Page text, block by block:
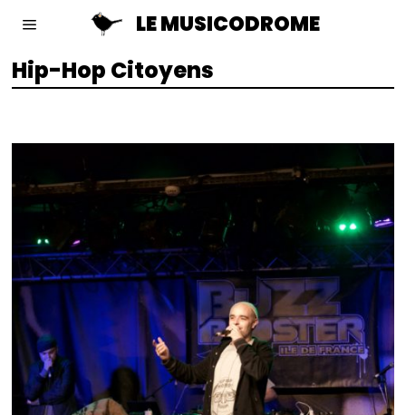
LE MUSICODROME
Hip-Hop Citoyens